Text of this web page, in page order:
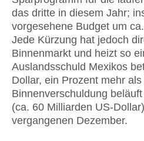
das dritte in diesem Jahr;
vorgesehene Bu­dget um
Jede Kürzung hat jedoch
Binnenmarkt und heizt so
Auslandsschuld Mexikos
Dollar, ein Prozent mehr
Binnenverschuldung
(ca. 60 Milliarden US-
vergangenen Dezember.